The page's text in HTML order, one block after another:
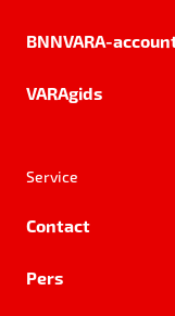
BNNVARA-
VARAgids
Service
Contact
Pers